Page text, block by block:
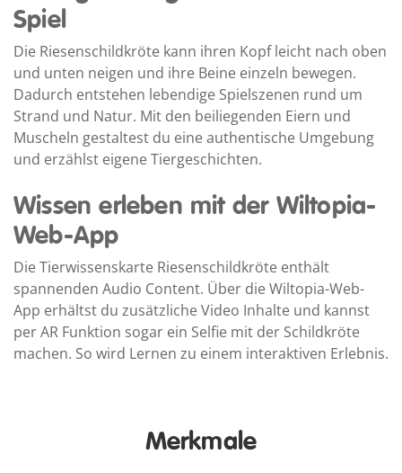
Spiel
Die Riesenschildkröte kann ihren Kopf leicht nach oben
und unten neigen und ihre Beine einzeln bewegen.
Dadurch entstehen lebendige Spielszenen rund um
Strand und Natur. Mit den beiliegenden Eiern und
Muscheln gestaltest du eine authentische Umgebung
und erzählst eigene Tiergeschichten.
Wissen erleben mit der Wiltopia-
Web-App
Die Tierwissenskarte Riesenschildkröte enthält
spannenden Audio Content. Über die Wiltopia-Web-
App erhältst du zusätzliche Video Inhalte und kannst
per AR Funktion sogar ein Selfie mit der Schildkröte
machen. So wird Lernen zu einem interaktiven Erlebnis.
Merkmale